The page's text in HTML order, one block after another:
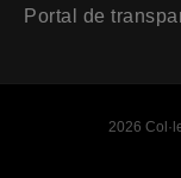
Portal de
2026